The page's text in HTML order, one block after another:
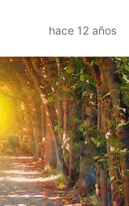
hace 12 años